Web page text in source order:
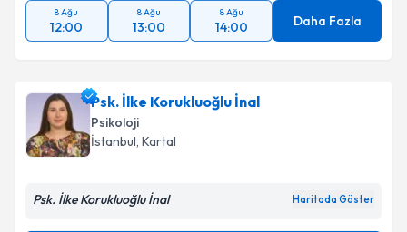
8 Ağu
12:00
8 Ağu
13:00
8 Ağu
14:00 Daha Fazla
Psk. İlke Korukluoğlu İnal
Psikoloji
İstanbul, Kartal
Psk. İlke Korukluoğlu İnal Haritada Göster